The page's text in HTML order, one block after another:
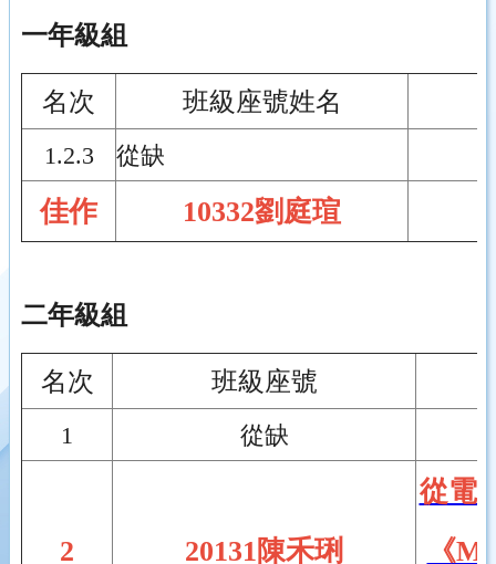
一年級組
名次 班級座號姓名
1.2.3 從缺
佳作 10332劉庭瑄
二年級組
名次 班級座號
1 從缺
2 20131陳禾琍
從電
《